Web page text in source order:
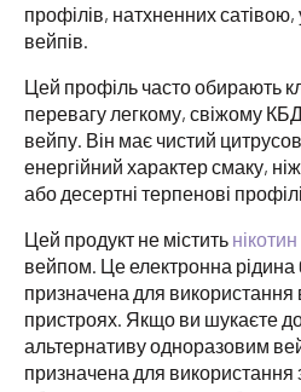
профілів, натхненних сатівою,
вейпів.
Цей профіль часто обирають
перевагу легкому, свіжому
вейпу. Він має чистий
енергійний характер смаку,
або десертні терпенові профілі.
Цей продукт не містить нікотин
вейпом. Це електронна
призначена для використання
пристроях. Якщо ви шукаєте
альтернативу одноразовим
призначена для використання